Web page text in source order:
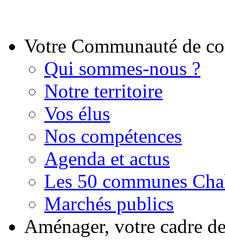
Votre Communauté de
Qui sommes-nous ?
Notre territoire
Vos élus
Nos compétences
Agenda et actus
Les 50 communes
Marchés publics
Aménager, votre cadre